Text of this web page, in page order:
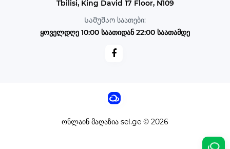
Tbilisi, King David 17 Floor, N109
Სამუშაო საათები:
ყოველდღე 10:00 საათიდან 22:00 საათამდე
ონლაინ მაღაზია sel.ge © 2026